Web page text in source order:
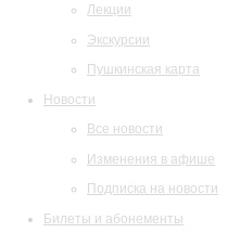
Лекции
Экскурсии
Пушкинская карта
Новости
Все новости
Изменения в афише
Подписка на новости
Билеты и абонементы